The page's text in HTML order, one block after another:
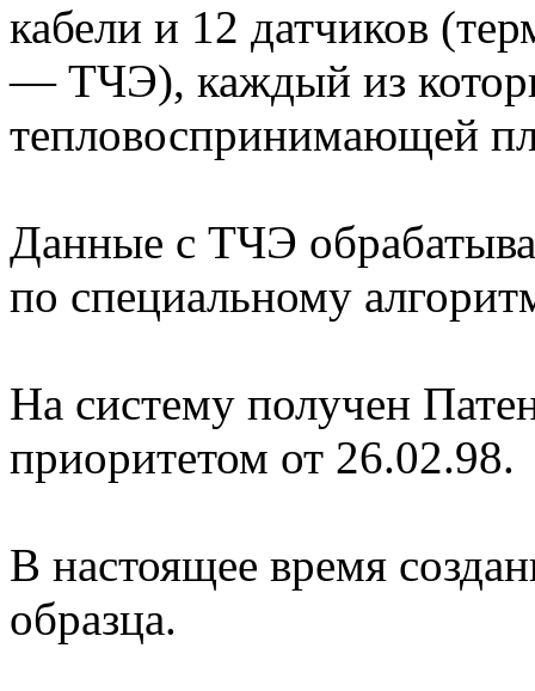
кабели и 12 датчиков
— ТЧЭ), каждый из
тепловоспринимающей
Данные с ТЧЭ
по специальному
На систему получен
приоритетом от 26.02.98.
В настоящее время
образца.